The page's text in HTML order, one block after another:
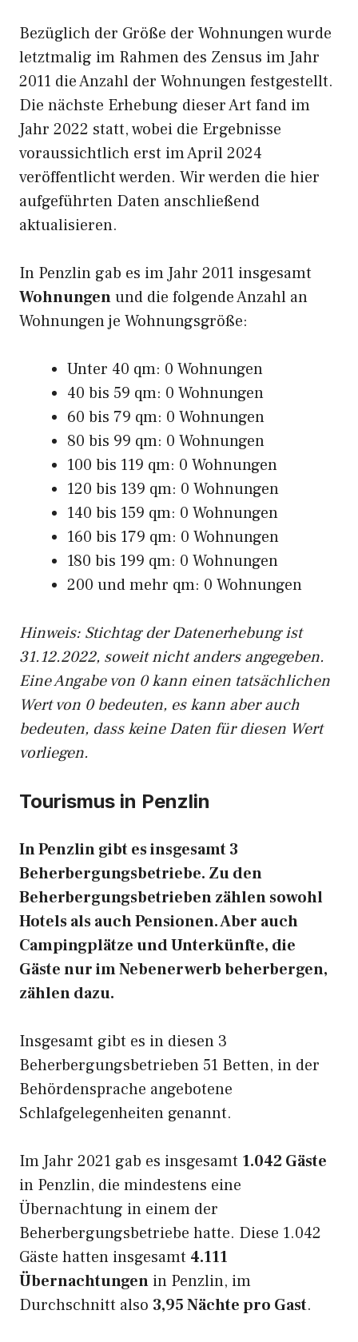
Bezüglich der Größe der Wohnungen wurde
letztmalig im Rahmen des Zensus im Jahr
2011 die Anzahl der Wohnungen festgestellt.
Die nächste Erhebung dieser Art fand im
Jahr 2022 statt, wobei die Ergebnisse
voraussichtlich erst im April 2024
veröffentlicht werden. Wir werden die hier
aufgeführten Daten anschließend
aktualisieren.
In Penzlin gab es im Jahr 2011 insgesamt
Wohnungenund die folgende Anzahl an
Wohnungen je Wohnungsgröße:
Unter 40 qm: 0 Wohnungen
40 bis 59 qm: 0 Wohnungen
60 bis 79 qm: 0 Wohnungen
80 bis 99 qm: 0 Wohnungen
100 bis 119 qm: 0 Wohnungen
120 bis 139 qm: 0 Wohnungen
140 bis 159 qm: 0 Wohnungen
160 bis 179 qm: 0 Wohnungen
180 bis 199 qm: 0 Wohnungen
200 und mehr qm: 0 Wohnungen
Hinweis: Stichtag der Datenerhebung ist
31.12.2022, soweit nicht anders angegeben.
Eine Angabe von 0 kann einen tatsächlichen
Wert von 0 bedeuten, es kann aber auch
bedeuten, dass keine Daten für diesen Wert
vorliegen.
Tourismus in Penzlin
In Penzlin gibt es insgesamt 3
Beherbergungsbetriebe. Zu den
Beherbergungsbetrieben zählen sowohl
Hotels als auch Pensionen. Aber auch
Campingplätze und Unterkünfte, die
Gäste nur im Nebenerwerb beherbergen,
zählen dazu.
Insgesamt gibt es in diesen 3
Beherbergungsbetrieben 51 Betten, in der
Behördensprache angebotene
Schlafgelegenheiten genannt.
Im Jahr 2021 gab es insgesamt 1.042 Gäste
in Penzlin, die mindestens eine
Übernachtung in einem der
Beherbergungsbetriebe hatte. Diese 1.042
Gäste hatten insgesamt 4.111
Übernachtungen in Penzlin, im
Durchschnitt also 3,95 Nächte pro Gast.